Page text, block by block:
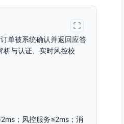
单被系统确认并返回应答
与认证、实时风控校
；风控服务≤2ms；消